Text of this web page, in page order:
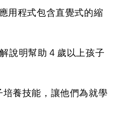
用程式包含直覺式的縮
說明幫助 4 歲以上孩子
培養技能，讓他們為就學